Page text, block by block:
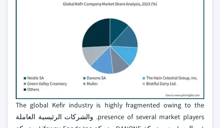
The global Kefir industry is highly fragmented owing to the
presence of several market players. والشركات الرئيسية العاملة